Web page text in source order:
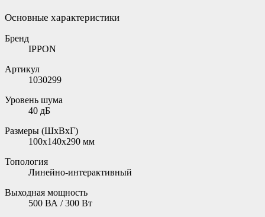
Основные характеристики
Бренд
IPPON
Артикул
1030299
Уровень шума
40 дБ
Размеры (ШxВxГ)
100x140x290 мм
Топология
Линейно-интерактивный
Выходная мощность
500 ВА / 300 Вт